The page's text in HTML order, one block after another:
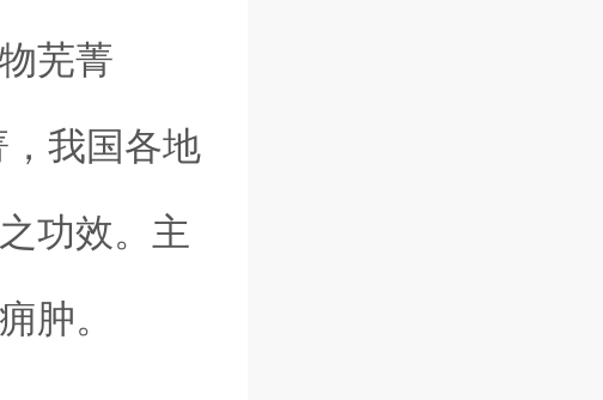
芜菁
我国各地
功效。主
肿。